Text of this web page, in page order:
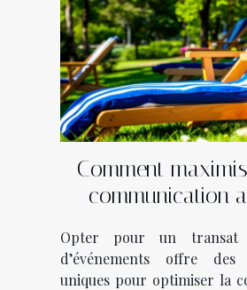
Comment
communication
Opter pour un transat
d’événements offre des
uniques pour optimiser la